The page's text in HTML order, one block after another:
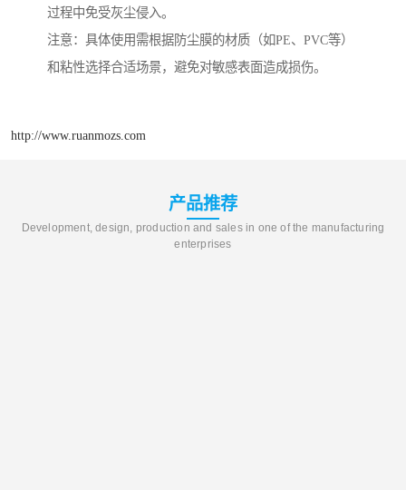
过程中免受灰尘侵入。
注意：具体使用需根据防尘膜的材质（如PE、PVC等）
和粘性选择合适场景，避免对敏感表面造成损伤。
http://www.ruanmozs.com
产品推荐
Development, design, production and sales in one of the manufacturing
enterprises